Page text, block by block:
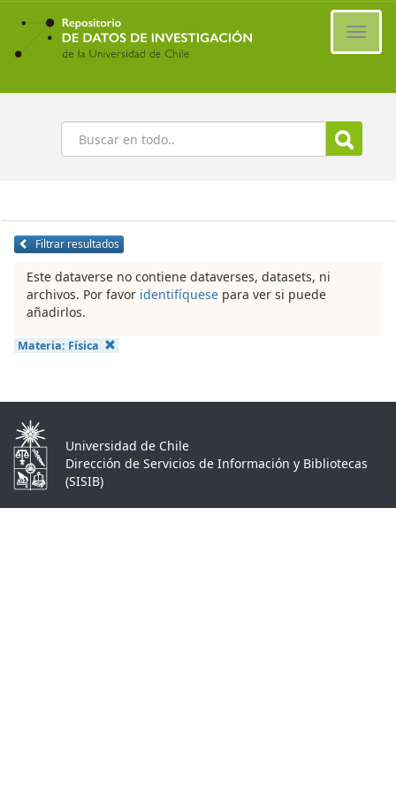
Ir
contenido
principal
Buscar
Filtrar resultados
Este dataverse no contiene dataverses, datasets, ni
archivos. Por favor identifíquese para ver si puede
añadirlos.
Materia: Física
Universidad de Chile
Dirección de Servicios de Información y Bibliotecas
(SISIB)